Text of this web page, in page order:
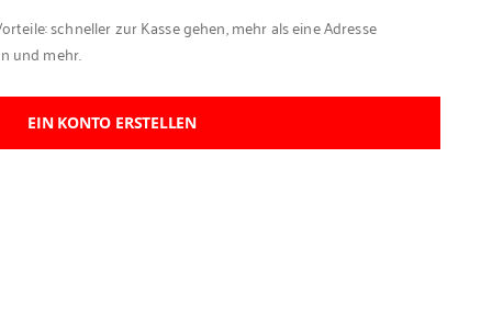
schneller zur Kasse gehen, mehr als eine Adresse
und mehr.
EIN KONTO ERSTELLEN